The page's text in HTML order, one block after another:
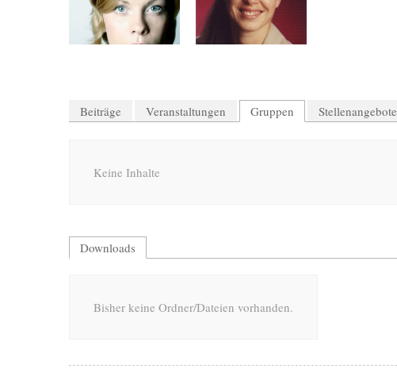
Beiträge Veranstaltungen Gruppen Stellenangebote
Keine Inhalte
Downloads
Bisher keine Ordner/Dateien vorhanden.